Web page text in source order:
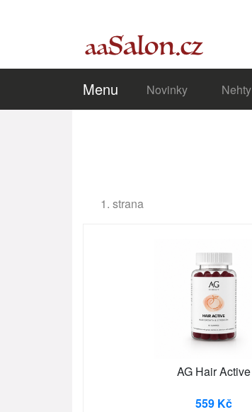
Menu Novinky Nehty
1. strana
AG Hair Active
559 Kč